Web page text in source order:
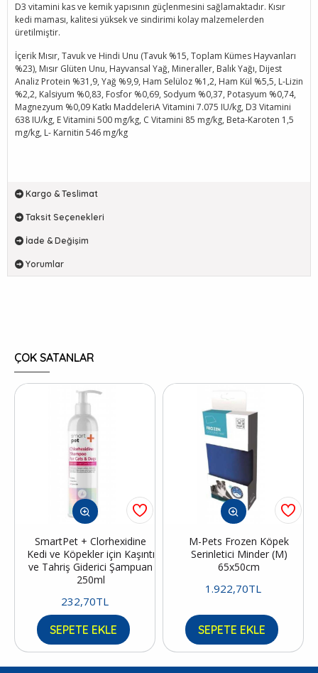
D3 vitamini kas ve kemik yapısının güçlenmesini sağlamaktadır. Kısır
kedi maması, kalitesi yüksek ve sindirimi kolay malzemelerden
üretilmiştir.
İçerik Mısır, Tavuk ve Hindi Unu (Tavuk %15, Toplam Kümes Hayvanları
%23), Mısır Glüten Unu, Hayvansal Yağ, Mineraller, Balık Yağı, Dijest
Analiz Protein %31,9, Yağ %9,9, Ham Selüloz %1,2, Ham Kül %5,5, L-Lizin
%2,2, Kalsiyum %0,83, Fosfor %0,69, Sodyum %0,37, Potasyum %0,74,
Magnezyum %0,09 Katkı MaddeleriA Vitamini 7.075 IU/kg, D3 Vitamini
638 IU/kg, E Vitamini 500 mg/kg, C Vitamini 85 mg/kg, Beta-Karoten 1,5
mg/kg, L- Karnitin 546 mg/kg
Kargo & Teslimat
Taksit Seçenekleri
İade & Değişim
Yorumlar
ÇOK SATANLAR
SmartPet + Clorhexidine
Kedi ve Köpekler için Kaşıntı
ve Tahriş Giderici Şampuan
250ml
232,70TL
SEPETE EKLE
M-Pets Frozen Köpek
Serinletici Minder (M)
65x50cm
1.922,70TL
SEPETE EKLE